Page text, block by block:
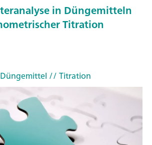
in Düngemitteln
Titration
// Titration